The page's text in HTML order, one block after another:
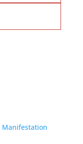
Manifestation